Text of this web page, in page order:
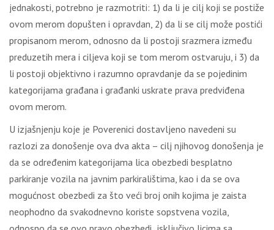
jednakosti, potrebno je razmotriti: 1) da li je cilj koji se postiže
ovom merom dopušten i opravdan, 2) da li se cilj može postići
propisanom merom, odnosno da li postoji srazmera između
preduzetih mera i ciljeva koji se tom merom ostvaruju, i 3) da
li postoji objektivno i razumno opravdanje da se pojedinim
kategorijama građana i građanki uskrate prava predviđena
ovom merom.
U izjašnjenju koje je Poverenici dostavljeno navedeni su
razlozi za donošenje ova dva akta – cilj njihovog donošenja je
da se određenim kategorijama lica obezbedi besplatno
parkiranje vozila na javnim parkiralištima, kao i da se ova
mogućnost obezbedi za što veći broj onih kojima je zaista
neophodno da svakodnevno koriste sopstvena vozila,